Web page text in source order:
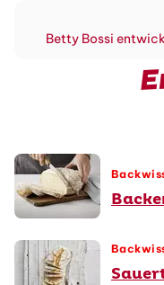
Betty Bossi